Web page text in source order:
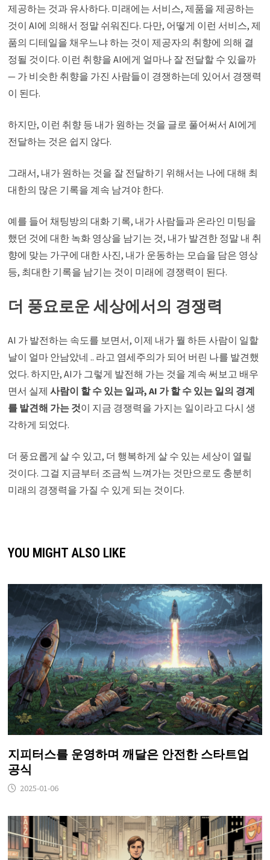
제공하는 것과 유사하다. 미래에는 서비스, 제품을 제공하는
것이 AI에 의해서 정말 쉬워진다. 다만, 어떻게 이런 서비스, 제
품의 디테일을 채우느냐 하는 것이 제공자의 취향에 의해 결
정될 것이다. 이런 취향을 AI에게 얼마나 잘 전달할 수 있을까
— 가 비슷한 취향을 가진 사람들이 경쟁하는데 있어서 경쟁력
이 된다.
하지만, 이런 취향 등 내가 원하는 것을 글로 풀어써서 AI에게
전달하는 것은 쉽지 않다.
그래서, 내가 원하는 것을 잘 전달하기 위해서는 나에 대해 최
대한의 많은 기록을 계속 남겨야 한다.
예를 들어 채팅방의 대화 기록, 내가 사람들과 온라인 미팅을
했던 것에 대한 녹화 영상을 남기는 것, 내가 발견한 정말 내 취
향에 맞는 가구에 대한 사진, 내가 운동하는 모습을 담은 영상
등, 최대한 기록을 남기는 것이 미래에 경쟁력이 된다.
더 풍요로운 세상에서의 경쟁력
AI 가 발전하는 속도를 보면서, 이제 내가 뭘 하든 사람이 일할
날이 얼마 안남았네 .. 라고 염세주의가 되어 버린 나를 발견했
었다. 하지만, AI가 그렇게 발전해 가는 것을 계속 써보고 배우
면서 실제사람이 할 수 있는 일과, AI 가 할 수 있는 일의 경계
를 발견해 가는 것이 지금 경쟁력을 가지는 일이라고 다시 생
각하게 되었다.
더 풍요롭게 살 수 있고, 더 행복하게 살 수 있는 세상이 열릴
것이다. 그걸 지금부터 조금씩 느껴가는 것만으로도 충분히
미래의 경쟁력을 가질 수 있게 되는 것이다.
YOU MIGHT ALSO LIKE
지피터스를 운영하며 깨달은 안전한 스타트업
공식
2025-01-06